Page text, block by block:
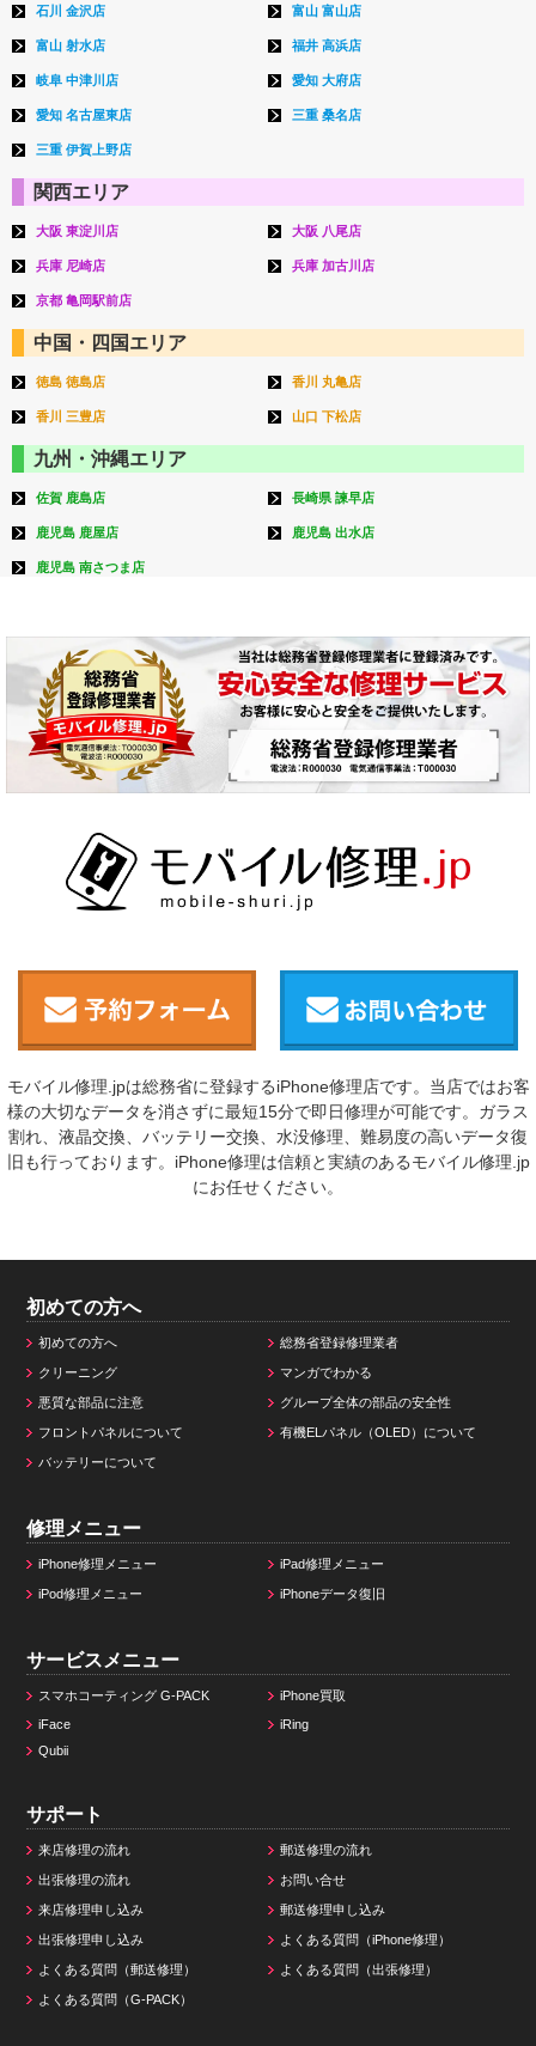
石川 金沢店 富山 富山店
富山 射水店 福井 高浜店
岐阜 中津川店 愛知 大府店
愛知 名古屋東店 三重 桑名店
三重 伊賀上野店
関西エリア
大阪 東淀川店 大阪 八尾店
兵庫 尼崎店 兵庫 加古川店
京都 亀岡駅前店
中国・四国エリア
徳島 徳島店 香川 丸亀店
香川 三豊店 山口 下松店
九州・沖縄エリア
佐賀 鹿島店 長崎県 諫早店
鹿児島 鹿屋店 鹿児島 出水店
鹿児島 南さつま店
モバイル修理.jpは総務省に登録するiPhone修理店です。当店ではお客
様の大切なデータを消さずに最短15分で即日修理が可能です。ガラス
割れ、液晶交換、バッテリー交換、水没修理、難易度の高いデータ復
旧も行っております。iPhone修理は信頼と実績のあるモバイル修理.jp
にお任せください。
初めての方へ
初めての方へ 総務省登録修理業者
クリーニング マンガでわかる
悪質な部品に注意 グループ全体の部品の安全性
フロントパネルについて 有機ELパネル（OLED）について
バッテリーについて
修理メニュー
iPhone修理メニュー iPad修理メニュー
iPod修理メニュー iPhoneデータ復旧
サービスメニュー
スマホコーティング G-PACK
iPhone買取
iFace
iRing
Qubii
サポート
来店修理の流れ 郵送修理の流れ
出張修理の流れ お問い合せ
来店修理申し込み 郵送修理申し込み
出張修理申し込み よくある質問（iPhone修理）
よくある質問（郵送修理） よくある質問（出張修理）
よくある質問（G-PACK）